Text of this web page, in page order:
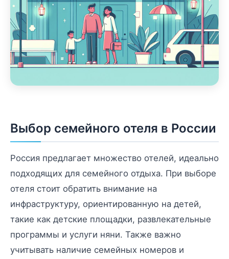
Выбор семейного отеля в России
Россия предлагает множество отелей, идеально
подходящих для семейного отдыха. При выборе
отеля стоит обратить внимание на
инфраструктуру, ориентированную на детей,
такие как детские площадки, развлекательные
программы и услуги няни. Также важно
учитывать наличие семейных номеров и